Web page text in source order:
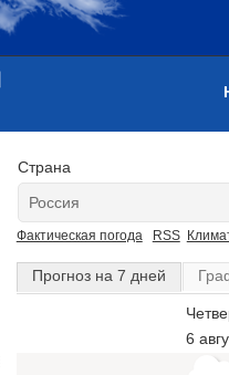
Страна
Фактическая погода RSS
Прогноз на 7 дней
6